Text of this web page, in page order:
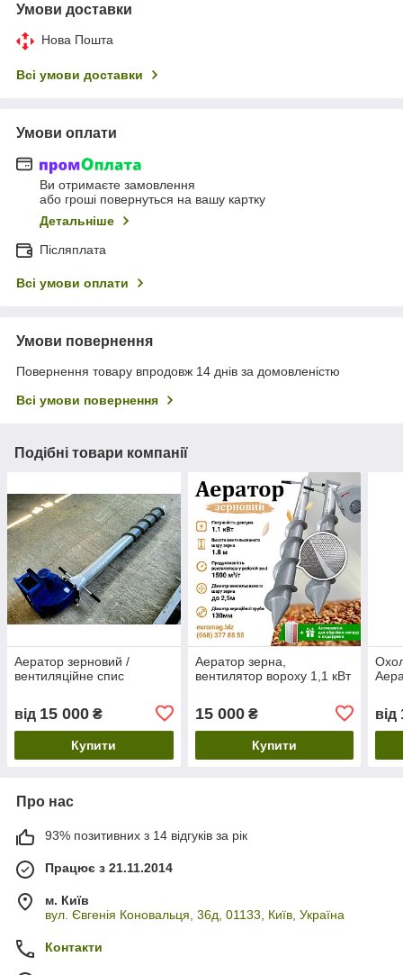
Умови доставки
Нова Пошта
Всі умови доставки
Умови оплати
Ви отримаєте замовлення
або гроші повернуться на вашу картку
Детальніше
Післяплата
Всі умови оплати
Умови повернення
Повернення товару впродовж 14 днів за домовленістю
Всі умови повернення
Подібні товари компанії
Аератор зерновий /
вентиляційне спис
від 15 000 ₴
Купити
Аератор зерна,
вентилятор вороху 1,1 кВт
15 000₴
Купити
від
Про нас
93% позитивних з 14 відгуків за рік
Працює з 21.11.2014
м. Київ
вул. Євгенія Коновальця, 36д, 01133, Київ, Україна
Контакти